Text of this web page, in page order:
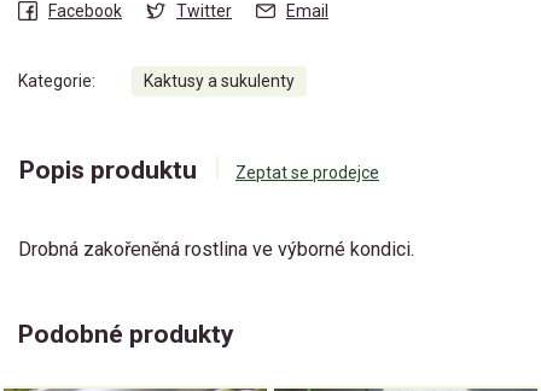
Facebook Twitter Email
Kategorie: Kaktusy a sukulenty
Popis produktu Zeptat se prodejce
Drobná zakořeněná rostlina ve výborné kondici.
Podobné produkty